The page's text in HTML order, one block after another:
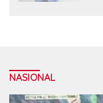
NASIONAL